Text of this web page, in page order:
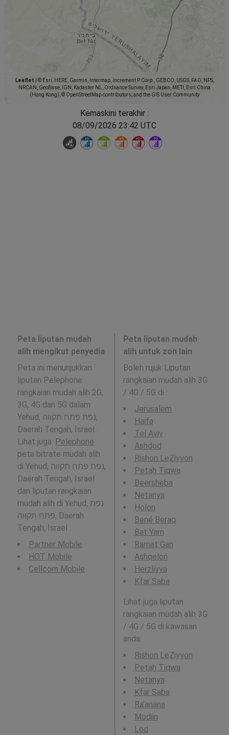
Leaflet
© Esri, HERE, Garmin, Intermap, increment P Corp., GEBCO, USGS, FAO, NPS,
NRCAN, GeoBase, IGN, Kadaster NL, Ordnance Survey, Esri Japan, METI, Esri China
(Hong Kong), © OpenStreetMap contributors, and the GIS User Community
Kemaskini terakhir :
08/09/2026 23:42 UTC
Peta liputan mudah
alih mengikut penyedia
Peta ini menunjukkan
liputan Pelephone
rangkaian mudah alih 2G,
3G, 4G dan 5G dalam
Yehud, נפת פתח תקווה,
Daerah Tengah, Israel .
Lihat juga: Pelephone
peta bitrate mudah alih
di Yehud, נפת פתח תקווה,
Daerah Tengah, Israel
dan liputan rangkaian
mudah alih di Yehud, נפת
פתח תקווה, Daerah
Tengah, Israel .
Partner Mobile
HOT Mobile
Cellcom Mobile
Peta liputan mudah
alih untuk zon lain
Boleh rujuk Liputan
rangkaian mudah alih 3G
/ 4G / 5G di :
Jerusalem
Haifa
Tel Aviv
Ashdod
Rishon LeẔiyyon
Petaẖ Tiqwa
Beersheba
Netanya
H̱olon
Bené Beraq
Bat Yam
Ramat Gan
Ashqelon
Herzliyya
Kfar Saba
Lihat juga liputan
rangkaian mudah alih 3G
/ 4G / 5G di kawasan
anda:
Rishon LeẔiyyon
Petaẖ Tiqwa
Netanya
Kfar Saba
Ra'anana
Modiin
Lod